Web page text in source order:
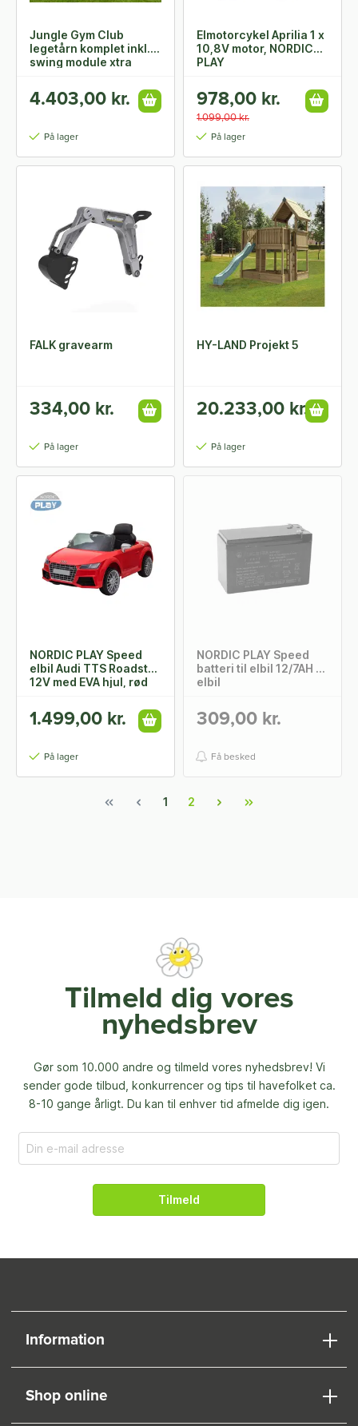
Jungle Gym Club
legetårn komplet inkl.
swing module xtra
4.403,00 kr.
På lager
Elmotorcykel Aprilia 1 x
10,8V motor, NORDIC
PLAY
978,00 kr.
1.099,00 kr.
På lager
FALK gravearm
334,00 kr.
På lager
HY-LAND Projekt 5
20.233,00 kr.
På lager
NORDIC PLAY Speed
elbil Audi TTS Roadster
12V med EVA hjul, rød
1.499,00 kr.
På lager
NORDIC PLAY Speed
batteri til elbil 12/7AH til
elbil
309,00 kr.
Få besked
1 2
Tilmeld dig vores
nyhedsbrev
Gør som 10.000 andre og tilmeld vores nyhedsbrev! Vi
sender gode tilbud, konkurrencer og tips til havefolket ca.
8-10 gange årligt. Du kan til enhver tid afmelde dig igen.
Tilmeld
Information
Shop online